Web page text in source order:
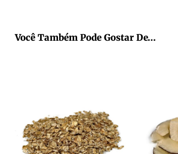
Você Também Pode Gostar De…